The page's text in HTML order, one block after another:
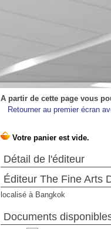
A partir de cette page vous
Retourner au premier écran
Détail de l'éditeur
Éditeur The Fine Arts
localisé à Bangkok
Documents